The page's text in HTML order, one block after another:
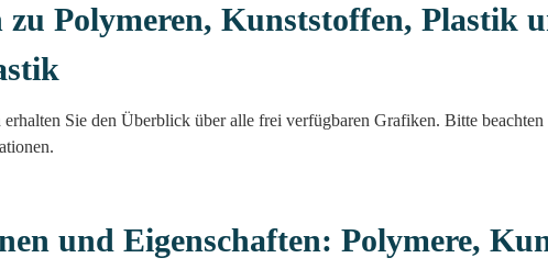
Polymeren, Kunststoffen, Plastik
erhalten Sie den Überblick über alle frei verfügbaren Grafiken. Bitte
und Eigenschaften: Polymere,